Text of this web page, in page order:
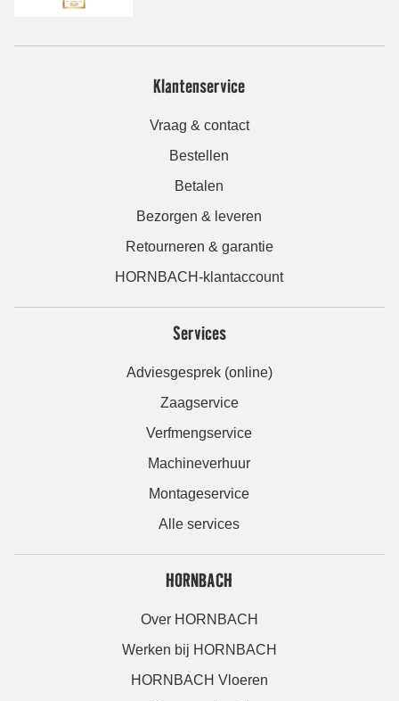
Klantenservice
Vraag & contact
Bestellen
Betalen
Bezorgen & leveren
Retourneren & garantie
HORNBACH-klantaccount
Services
Adviesgesprek (online)
Zaagservice
Verfmengservice
Machineverhuur
Montageservice
Alle services
HORNBACH
Over HORNBACH
Werken bij HORNBACH
HORNBACH Vloeren